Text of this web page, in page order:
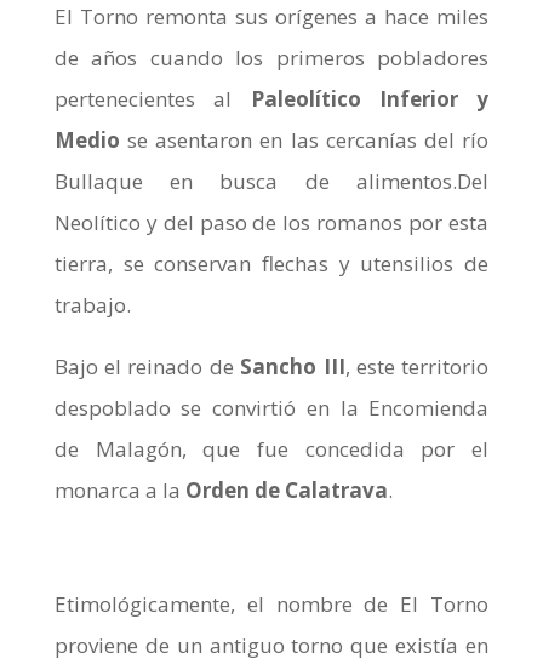
El Torno remonta sus orígenes a hace miles
de años cuando los primeros pobladores
pertenecientes al
Paleolítico Inferior y
Medio se asentaron en las cercanías del río
Bullaque en busca de alimentos.Del
Neolítico y del paso de los romanos por esta
tierra, se conservan flechas y utensilios de
trabajo.
Bajo el reinado de Sancho III, este territorio
despoblado se convirtió en la Encomienda
de Malagón, que fue concedida por el
monarca a la Orden de Calatrava.
Etimológicamente, el nombre de El Torno
proviene de un antiguo torno que existía en